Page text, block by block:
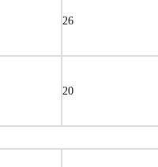
26
20